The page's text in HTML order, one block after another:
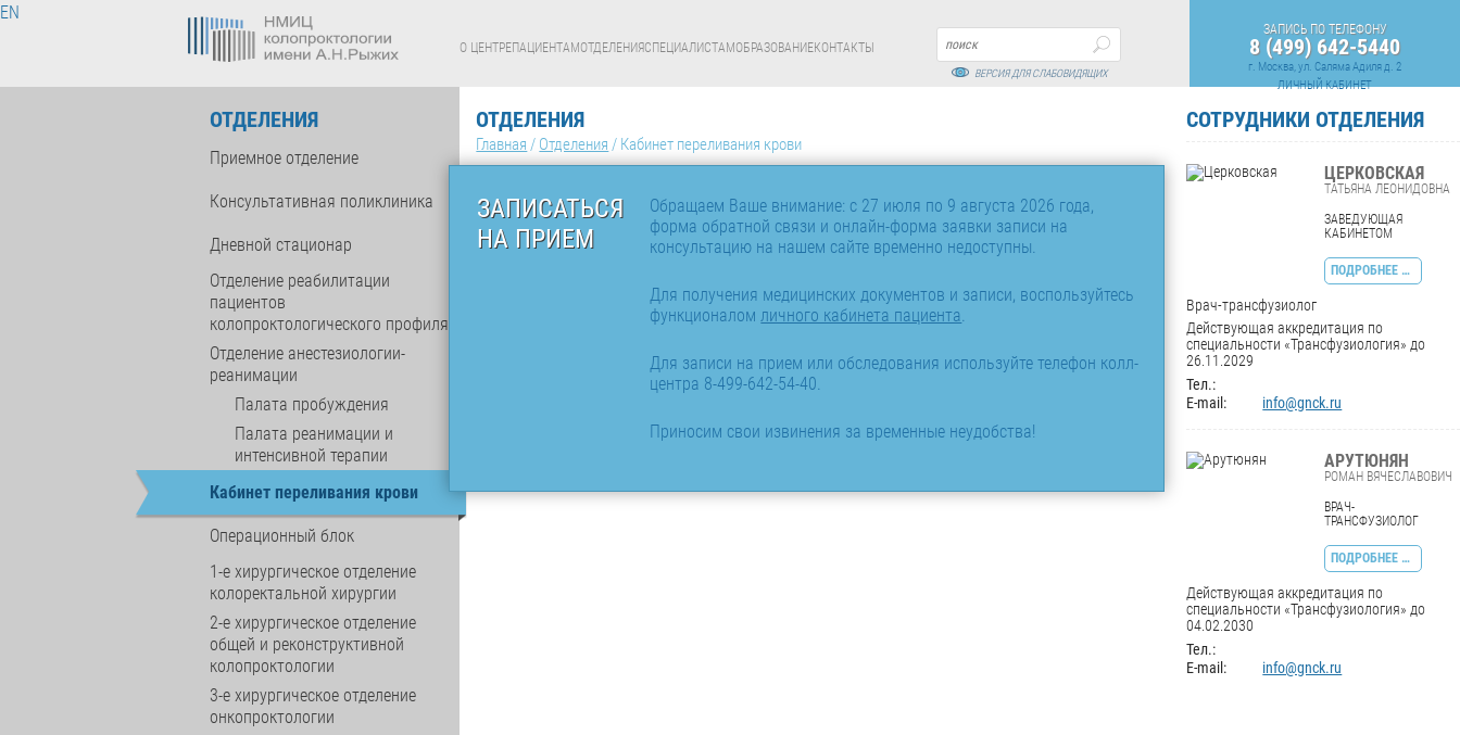
О ЦЕНТРЕПАЦИЕНТАМОТДЕЛЕНИЯСПЕЦИАЛИСТАМОБРАЗОВАНИЕКОНТАКТЫ
ВЕРСИЯ ДЛЯ СЛАБОВИДЯЩИХ
EN
ЗАПИСЬ ПО ТЕЛЕФОНУ
8 (499) 642-5440
г. Москва, ул. Саляма Адиля д. 2
ЛИЧНЫЙ КАБИНЕТ
ОТДЕЛЕНИЯ
Приемное отделение
Консультативная поликлиника
Дневной стационар
Отделение реабилитации
пациентов
колопроктологического профиля
Отделение анестезиологии-
реанимации
Палата пробуждения
Палата реанимации и
интенсивной терапии
Кабинет переливания крови
Операционный блок
1-е хирургическое отделение
колоректальной хирургии
2-е хирургическое отделение
общей и реконструктивной
колопроктологии
3-е хирургическое отделение
онкопроктологии
ОТДЕЛЕНИЯ
Главная / Отделения / Кабинет переливания крови
ЗАПИСАТЬСЯ
НА ПРИЕМ
Обращаем Ваше внимание: с 27 июля по 9 августа 2026 года,
форма обратной связи и онлайн-форма заявки записи на
консультацию на нашем сайте временно недоступны.
Для получения медицинских документов и записи, воспользуйтесь
функционаломличного кабинета пациента.
Для записи на прием или обследования используйте телефон колл-
центра 8-499-642-54-40.
Приносим свои извинения за временные неудобства!
СОТРУДНИКИ ОТДЕЛЕНИЯ
ЦЕРКОВСКАЯ
ТАТЬЯНА ЛЕОНИДОВНА
ЗАВЕДУЮЩАЯ
КАБИНЕТОМ
ПОДРОБНЕЕ …
Врач-трансфузиолог
Действующая аккредитация по
специальности «Трансфузиология» до
26.11.2029
Тел.:
E-mail:
info@gnck.ru
АРУТЮНЯН
РОМАН ВЯЧЕСЛАВОВИЧ
ВРАЧ-
ТРАНСФУЗИОЛОГ
ПОДРОБНЕЕ …
Действующая аккредитация по
специальности «Трансфузиология» до
04.02.2030
Тел.:
E-mail:
info@gnck.ru